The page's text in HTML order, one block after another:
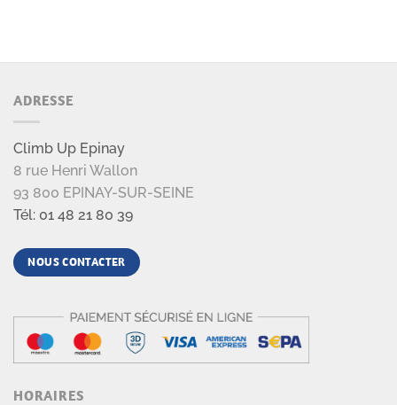
ADRESSE
Climb Up Epinay
8 rue Henri Wallon
93 800 EPINAY-SUR-SEINE
Tél: 01 48 21 80 39
NOUS CONTACTER
HORAIRES